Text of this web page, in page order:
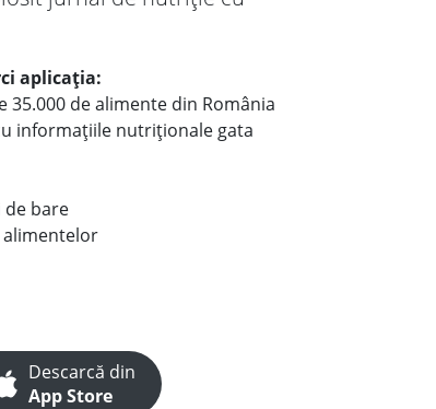
aplicația:
de alimente din România
informațiile nutriționale gata
de bare
Descarcă din
App Store